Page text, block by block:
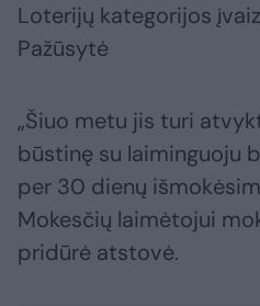
Loterijų kategorijos
Pažūsytė
„Šiuo metu jis turi
būstinę su laiminguoju
per 30 dienų
Mokesčių laimėtojui
pridūrė atstovė.